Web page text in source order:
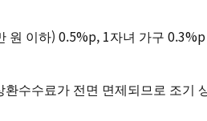
이하) 0.5%p, 1자녀 가구
수수료가 전면 면제되므로 조기